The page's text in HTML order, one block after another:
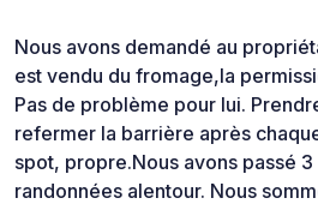
Nous avons demandé au
est vendu du fromage,la
Pas de problème pour lui.
refermer la barrière après
spot, propre.Nous avons passé
randonnées alentour. Nous